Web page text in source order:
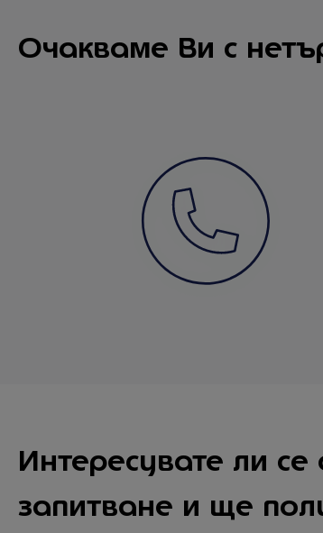
Очакваме Ви с
Интересувате ли
запитване и ще